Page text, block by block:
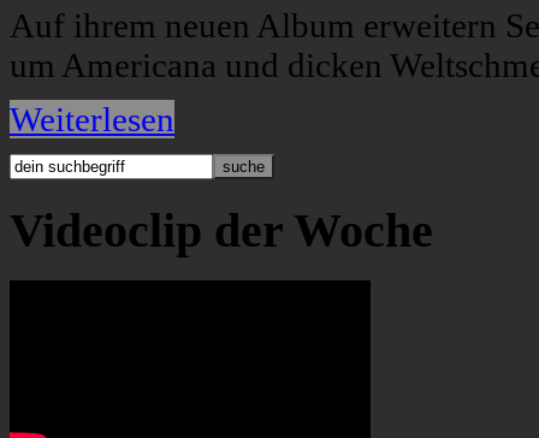
Auf ihrem neuen Album erweitern
um Americana und dicken
Weiterlesen
Videoclip der Woche